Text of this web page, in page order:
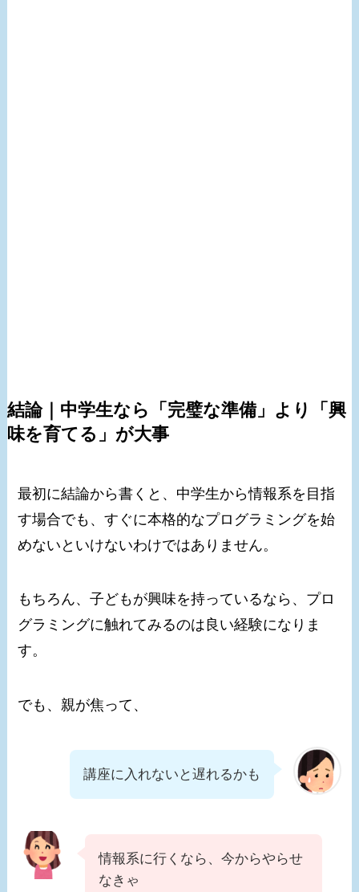
結論｜中学生なら「完璧な準備」より「興
味を育てる」が大事
最初に結論から書くと、中学生から情報系を目指
す場合でも、すぐに本格的なプログラミングを始
めないといけないわけではありません。
もちろん、子どもが興味を持っているなら、プロ
グラミングに触れてみるのは良い経験になりま
す。
でも、親が焦って、
講座に入れないと遅れるかも
情報系に行くなら、今からやらせ
なきゃ